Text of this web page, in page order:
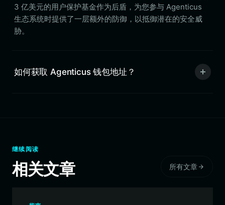
3 亿美元的用户保护基金作为后盾，为您参与 Agenticus
生态系统时提供了一层额外的防御，以抵御潜在的安全威
胁。
如何获取 Agenticus 钱包地址？
继续阅读
相关文章 所有文章